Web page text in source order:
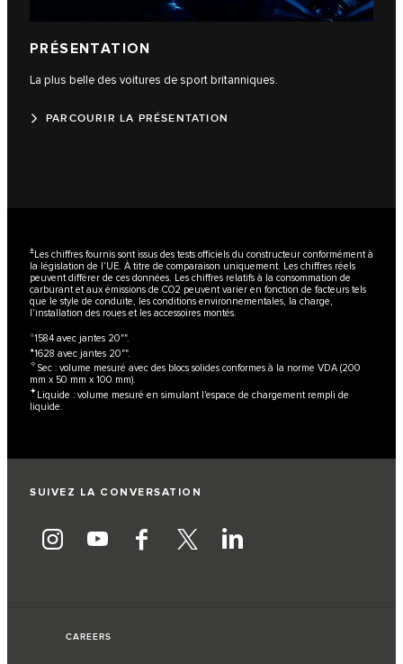
PRÉSENTATION
La plus belle des voitures de sport britanniques.
PARCOURIR LA PRÉSENTATION
±Les chiffres fournis sont issus des tests officiels du constructeur conformément à
la législation de l’UE. À titre de comparaison uniquement. Les chiffres réels
peuvent différer de ces données. Les chiffres relatifs à la consommation de
carburant et aux émissions de CO2 peuvent varier en fonction de facteurs tels
que le style de conduite, les conditions environnementales, la charge,
l’installation des roues et les accessoires montés.
⬨1584 avec jantes 20"".
⬧1628 avec jantes 20"".
✧Sec : volume mesuré avec des blocs solides conformes à la norme VDA (200
mm x 50 mm x 100 mm).
✦Liquide : volume mesuré en simulant l'espace de chargement rempli de
liquide.​
SUIVEZ LA CONVERSATION
CAREERS